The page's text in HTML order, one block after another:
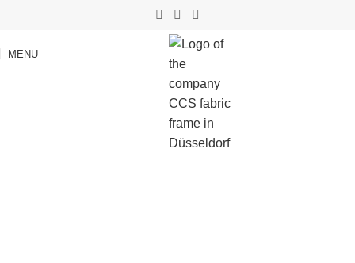
MENU
Retail, workplace, event, trade
fair.